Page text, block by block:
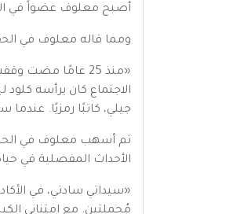
أصبح معلوف عضواً في الأكاديمية
ومما قاله معلوف في
«منذ 25 عامًا مضت
الاجتماع كان يرأسه
جيلي، كاتبًا رمزيًا.
ثم أسهب معلوف في
الأحداث المفصلية في
«سيداتي سادتي، في
مُحملتين. مع امتناني